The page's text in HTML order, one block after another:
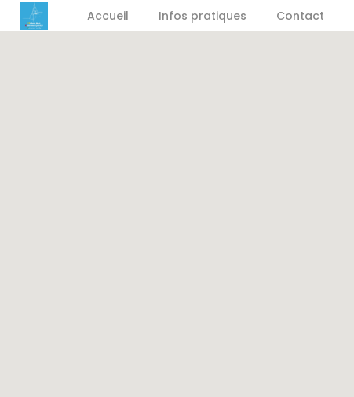
Accueil Infos pratiques Contact